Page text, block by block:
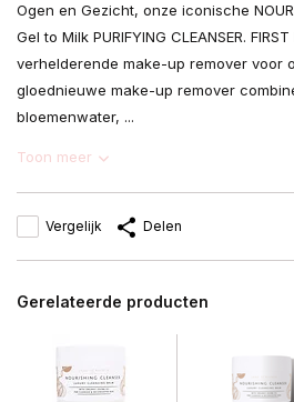
Ogen en Gezicht, onze iconische
Gel to Milk PURIFYING CLEANSER.
verhelderende make-up remover voor
gloednieuwe make-up remover
bloemenwater, ...
Toon meer
Vergelijk Delen
Gerelateerde producten